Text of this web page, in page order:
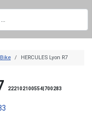
HERCULES Lyon R7
222102100554|700283